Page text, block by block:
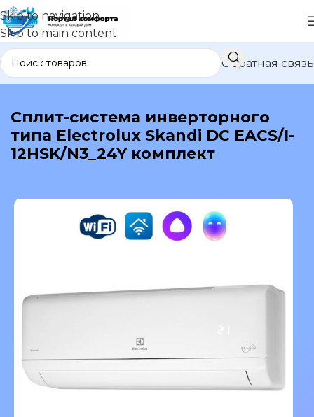
Skip to navigation
Skip to main content
Обратная связь
В каталог
Сплит-система инверторного
типа Electrolux Skandi DC EACS/I-
12HSK/N3_24Y комплект